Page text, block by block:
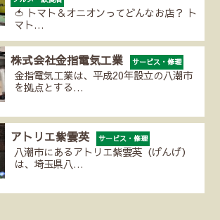
🍅 トマト＆オニオンってどんなお店？ ト
マト…
株式会社金指電気工業 サービス・修理
金指電気工業は、平成20年設立の八潮市
を拠点とする…
アトリエ紫雲英 サービス・修理
八潮市にあるアトリエ紫雲英（げんげ）
は、埼玉県八…